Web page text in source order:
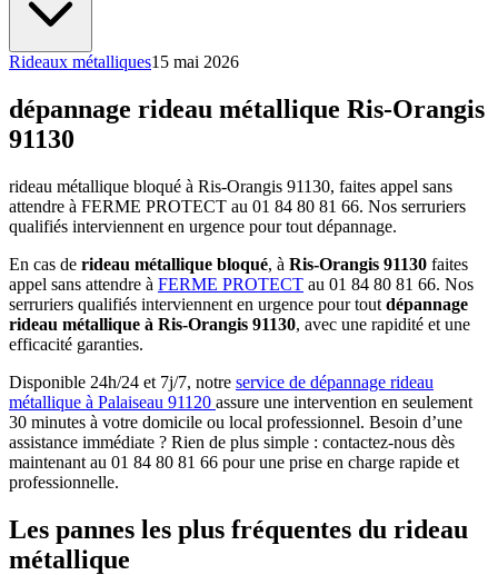
Rideaux métalliques15 mai 2026
dépannage rideau métallique Ris-Orangis
91130
rideau métallique bloqué à Ris-Orangis 91130, faites appel sans
attendre à FERME PROTECT au 01 84 80 81 66. Nos serruriers
qualifiés interviennent en urgence pour tout dépannage.
En cas de rideau métallique bloqué, à Ris-Orangis 91130 faites
appel sans attendre à FERME PROTECT au 01 84 80 81 66. Nos
serruriers qualifiés interviennent en urgence pour tout dépannage
rideau métallique à Ris-Orangis 91130, avec une rapidité et une
efficacité garanties.
Disponible 24h/24 et 7j/7, notre service de dépannage rideau
métallique à Palaiseau 91120 assure une intervention en seulement
30 minutes à votre domicile ou local professionnel. Besoin d’une
assistance immédiate ? Rien de plus simple : contactez-nous dès
maintenant au 01 84 80 81 66 pour une prise en charge rapide et
professionnelle.
Les pannes les plus fréquentes du rideau
métallique